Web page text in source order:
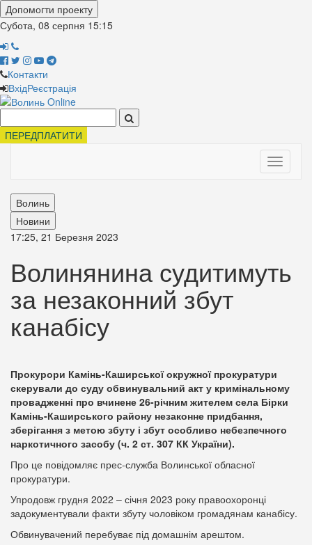
Допомогти проекту
Субота, 08 серпня 15:15
Контакти
ВхідРеєстрація
ПЕРЕДПЛАТИТИ
Toggle
Волинь
Новини
17:25, 21 Березня 2023
Волинянина судитимуть
за незаконний збут
канабісу
Прокурори Камінь-Каширської окружної прокуратури
скерували до суду обвинувальний акт у кримінальному
провадженні про вчинене 26-річним жителем села Бірки
Камінь-Каширського району незаконне придбання,
зберігання з метою збуту і збут особливо небезпечного
наркотичного засобу (ч. 2 ст. 307 КК України).
Про це повідомляє прес-служба Волинської обласної
прокуратури.
Упродовж грудня 2022 – січня 2023 року правоохоронці
задокументували факти збуту чоловіком громадянам канабісу.
Обвинувачений перебуває під домашнім арештом.